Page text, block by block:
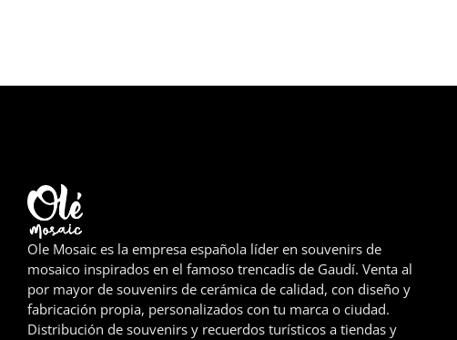
Ole Mosaic es la empresa española líder en souvenirs de
mosaico inspirados en el famoso trencadís de Gaudí. Venta al
por mayor de souvenirs de cerámica de calidad, con diseño y
fabricación propia, personalizados con tu marca o ciudad.
Distribución de souvenirs y recuerdos turísticos a tiendas y